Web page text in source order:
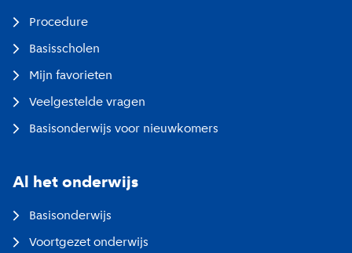
Procedure
Basisscholen
Mijn favorieten
Veelgestelde vragen
Basisonderwijs voor nieuwkomers
Al het onderwijs
Basisonderwijs
Voortgezet onderwijs